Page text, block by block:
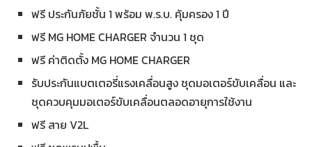
ฟรี ประกันภัยชั้น 1 พร้อม พ.ร.บ. คุ้มครอง 1 ปี
ฟรี MG HOME CHARGER จำนวน 1 ชุด
ฟรี ค่าติดตั้ง MG HOME CHARGER
รับประกันแบตเตอรี่แรงเคลื่อนสูง ชุดมอเตอร์ขับเคลื่อน และ
ชุดควบคุมมอเตอร์ขับเคลื่อนตลอดอายุการใช้งาน
ฟรี สาย V2L